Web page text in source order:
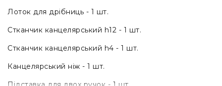
Лоток для дрібниць - 1 шт.
Стканчик канцелярський h12 - 1 шт.
Стканчик канцелярський h4 - 1 шт.
Канцелярський ніж - 1 шт.